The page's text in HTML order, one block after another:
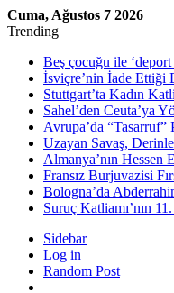
Cuma, Ağustos 7 2026
Trending
Beş çocuğu ile ‘deport
İsviçre’nin İade Ettiği
Stuttgart’ta Kadın
Sahel’den Ceuta’ya
Avrupa’da “Tasarruf”
Uzayan Savaş,
Almanya’nın Hessen
Fransız Burjuvazisi
Bologna’da
Suruç Katliamı’nın
Sidebar
Log in
Random Post